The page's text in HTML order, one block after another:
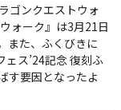
ゴンクエストウォ
ォーク』は3月21日
また、ふくびきに
ェス’24記念 復刻ふ
す要因となったよ